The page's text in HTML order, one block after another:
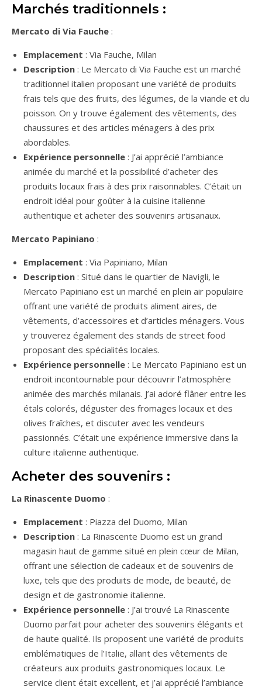
Marchés traditionnels :
Mercato di Via Fauche :
Emplacement : Via Fauche, Milan
Description : Le Mercato di Via Fauche est un marché
traditionnel italien proposant une variété de produits
frais tels que des fruits, des légumes, de la viande et du
poisson. On y trouve également des vêtements, des
chaussures et des articles ménagers à des prix
abordables.
Expérience personnelle : J’ai apprécié l’ambiance
animée du marché et la possibilité d’acheter des
produits locaux frais à des prix raisonnables. C’était un
endroit idéal pour goûter à la cuisine italienne
authentique et acheter des souvenirs artisanaux.
Mercato Papiniano :
Emplacement : Via Papiniano, Milan
Description : Situé dans le quartier de Navigli, le
Mercato Papiniano est un marché en plein air populaire
offrant une variété de produits aliment aires, de
vêtements, d’accessoires et d’articles ménagers. Vous
y trouverez également des stands de street food
proposant des spécialités locales.
Expérience personnelle : Le Mercato Papiniano est un
endroit incontournable pour découvrir l’atmosphère
animée des marchés milanais. J’ai adoré flâner entre les
étals colorés, déguster des fromages locaux et des
olives fraîches, et discuter avec les vendeurs
passionnés. C’était une expérience immersive dans la
culture italienne authentique.
Acheter des souvenirs :
La Rinascente Duomo :
Emplacement : Piazza del Duomo, Milan
Description : La Rinascente Duomo est un grand
magasin haut de gamme situé en plein cœur de Milan,
offrant une sélection de cadeaux et de souvenirs de
luxe, tels que des produits de mode, de beauté, de
design et de gastronomie italienne.
Expérience personnelle : J’ai trouvé La Rinascente
Duomo parfait pour acheter des souvenirs élégants et
de haute qualité. Ils proposent une variété de produits
emblématiques de l’Italie, allant des vêtements de
créateurs aux produits gastronomiques locaux. Le
service client était excellent, et j’ai apprécié l’ambiance